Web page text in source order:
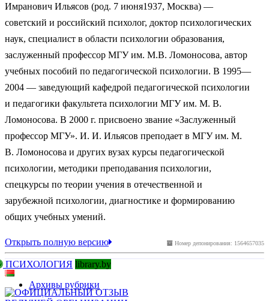
Имранович Ильясов (род. 7 июня1937, Москва) —
советский и российский психолог, доктор психологических
наук, специалист в области психологии образования,
заслуженный профессор МГУ им. М.В. Ломоносова, автор
учебных пособий по педагогической психологии. В 1995—
2004 — заведующий кафедрой педагогической психологии
и педагогики факультета психологии МГУ им. М. В.
Ломоносова. В 2000 г. присвоено звание «Заслуженный
профессор МГУ». И. И. Ильясов преподает в МГУ им. М.
В. Ломоносова и других вузах курсы педагогической
психологии, методики преподавания психологии,
спецкурсы по теории учения в отечественной и
зарубежной психологии, диагностике и формированию
общих учебных умений.
Номер депонирования: 1564657035
Открыть полную версию
ПСИХОЛОГИЯ library.by
Архивы рубрики